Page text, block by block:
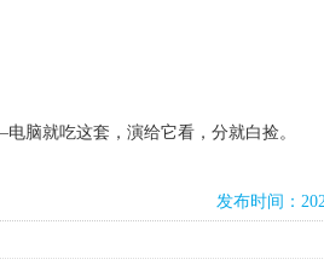
脑就吃这套，演给它看，分就白捡。
发布时间：